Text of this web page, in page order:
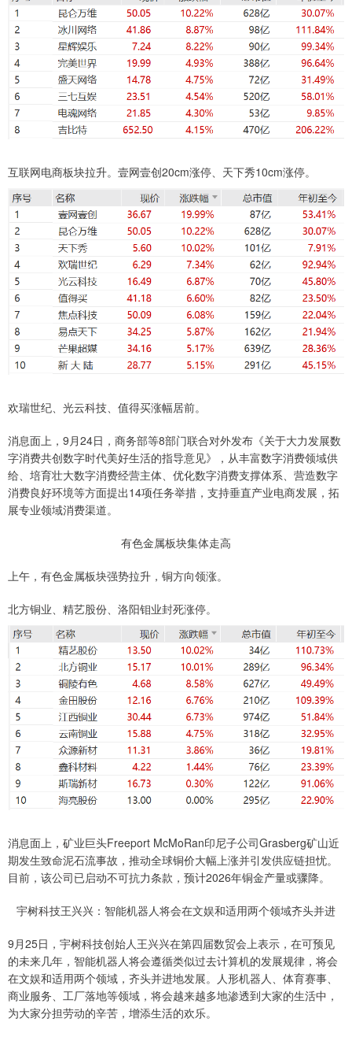
互联网电商板块拉升。壹网壹创20cm涨停、天下秀10cm涨停。
欢瑞世纪、光云科技、值得买涨幅居前。
消息面上，9月24日，商务部等8部门联合对外发布《关于大力发展数
字消费共创数字时代美好生活的指导意见》，从丰富数字消费领域供
给、培育壮大数字消费经营主体、优化数字消费支撑体系、营造数字
消费良好环境等方面提出14项任务举措，支持垂直产业电商发展，拓
展专业领域消费渠道。
有色金属板块集体走高
上午，有色金属板块强势拉升，铜方向领涨。
北方铜业、精艺股份、洛阳钼业封死涨停。
消息面上，矿业巨头Freeport McMoRan印尼子公司Grasberg矿山近
期发生致命泥石流事故，推动全球铜价大幅上涨并引发供应链担忧。
目前，该公司已启动不可抗力条款，预计2026年铜金产量或骤降。
宇树科技王兴兴：智能机器人将会在文娱和适用两个领域齐头并进
9月25日，宇树科技创始人王兴兴在第四届数贸会上表示，在可预见
的未来几年，智能机器人将会遵循类似过去计算机的发展规律，将会
在文娱和适用两个领域，齐头并进地发展。人形机器人、体育赛事、
商业服务、工厂落地等领域，将会越来越多地渗透到大家的生活中，
为大家分担劳动的辛苦，增添生活的欢乐。